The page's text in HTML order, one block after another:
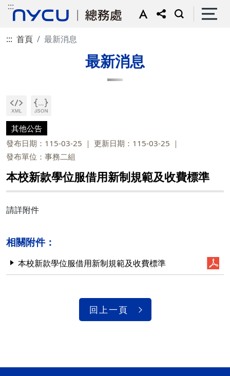
:::
::: 首頁 最新消息
最新消息
其他公告
發布日期：115-03-25
更新日期：115-03-25
發布單位：事務二組
本校新款學位服借用新制規範及收費標準
請詳附件
相關附件：
本校新款學位服借用新制規範及收費標準
回上一頁